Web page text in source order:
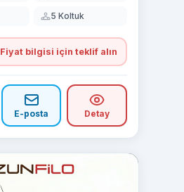
5 Koltuk
Fiyat bilgisi için teklif alın
E-posta Detay